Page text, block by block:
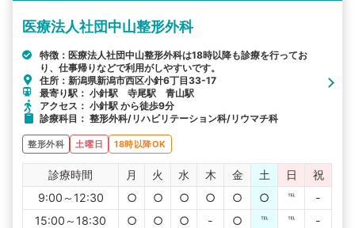
医療法人社団中山整形外科
特徴：医療法人社団中山整形外科は18時以降も診療を行ってお
り、仕事帰りなどで利用がしやすいです。
住所：新潟県新潟市西区小針6丁目33-17
最寄り駅： 小針駅 寺尾駅 青山駅
アクセス： 小針駅 から徒歩9分
診療科目： 整形外科/リハビリテーション科/リウマチ科
整形外科 土曜日 18時以降OK
診療時間 月 火 水 木 金 土 日
祝
9:00～12:30
○ ○ ○ ○ ○ ○ ℡
-
15:00～18:30
○ ○ ○ - ○ ℡ ℡ -